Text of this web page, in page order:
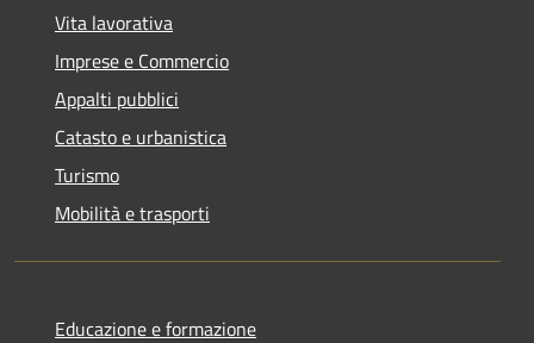
Vita lavorativa
Imprese e Commercio
Appalti pubblici
Catasto e urbanistica
Turismo
Mobilità e trasporti
Educazione e formazione